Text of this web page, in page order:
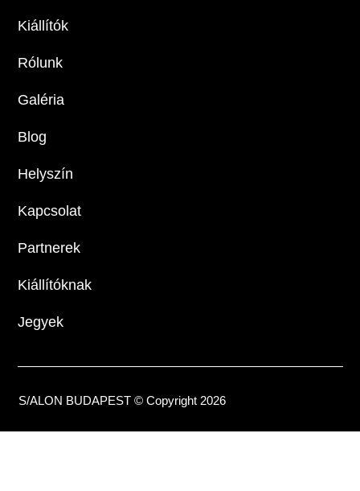
Kiállítók
Rólunk
Galéria
Blog
Helyszín
Kapcsolat
Partnerek
Kiállítóknak
Jegyek
S/ALON BUDAPEST © Copyright 2026